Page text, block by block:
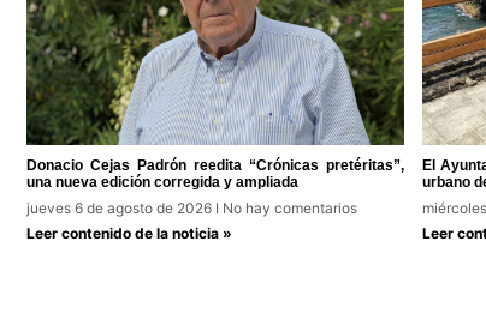
Donacio Cejas Padrón reedita “Crónicas pretéritas”,
una nueva edición corregida y ampliada
jueves 6 de agosto de 2026
No hay comentarios
Leer contenido de la noticia »
El
urbano
Leer